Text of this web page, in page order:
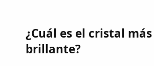
¿Cuál es el cristal más
brillante?